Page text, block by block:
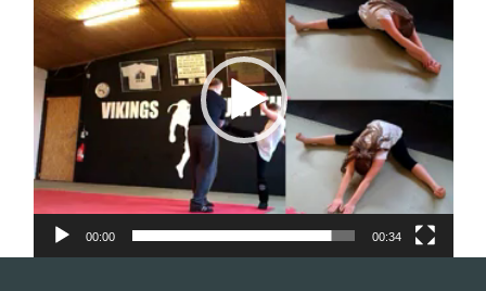
00:00 00:34